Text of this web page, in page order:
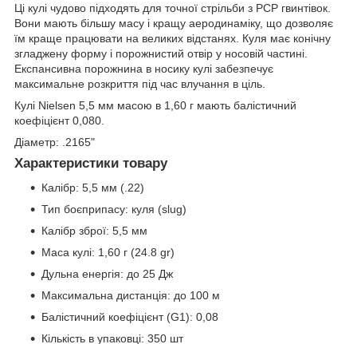
Ці кулі чудово підходять для точної стрільби з PCP гвинтівок.
Вони мають більшу масу і кращу аеродинаміку, що дозволяє
їм краще працювати на великих відстанях. Куля має конічну
згладжену форму і порожнистий отвір у носовій частині.
Експансивна порожнина в носику кулі забезпечує
максимальне розкриття під час влучання в ціль.
Кулі Nielsen 5,5 мм масою в 1,60 г мають балістичний
коефіцієнт 0,080.
Діаметр: .2165"
Характеристики товару
Калібр: 5,5 мм (.22)
Тип боєприпасу: куля (slug)
Калібр зброї: 5,5 мм
Маса кулі: 1,60 г (24.8 gr)
Дульна енергія: до 25 Дж
Максимальна дистанція: до 100 м
Балістичний коефіцієнт (G1): 0,08
Кількість в упаковці: 350 шт